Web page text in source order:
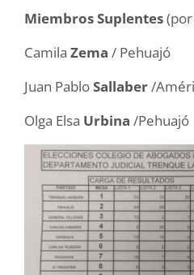
Miembros Suplentes
Camila Zema / Pehuajó
Juan PabloSallaber/
Olga Elsa Urbina /Pehuajó